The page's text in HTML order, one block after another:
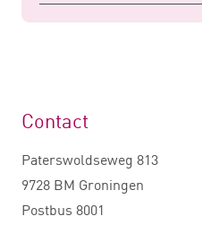
Contact
Paterswoldseweg 813
9728 BM Groningen
Postbus 8001